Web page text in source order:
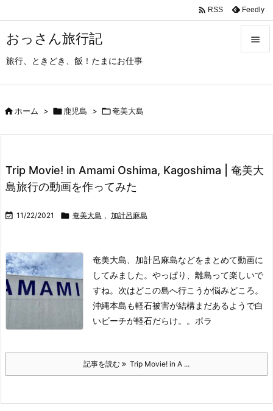
おっさん旅行記
旅行、ときどき、飯！たまにお仕事

次へ
 RSS Feedly
ホーム >  鹿児島 > 奄美大島
Trip Movie! in Amami Oshima, Kagoshima | 奄美大
島旅行の動画を作ってみた
 11/22/2021  奄美大島 , 加計呂麻島
奄美大島、加計呂麻島などをまとめて動画に
してみました。 やっぱり、離島って楽しいで
すね。 次はどこの島へ行こうか悩みどころ。
沖縄本島も軽石被害が結構まだあるようで白
いビーチが軽石だらけ。。 ボラ
記事を読む Trip Movie! in A ...